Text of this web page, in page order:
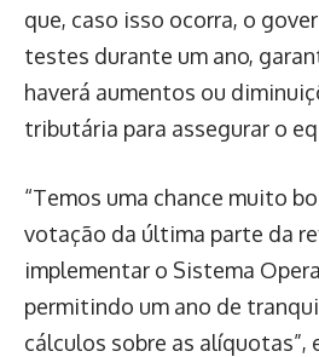
que, caso isso ocorra, o
testes durante um ano,
haverá aumentos ou
tributária para assegurar o
“Temos uma chance muito
votação da última parte da
implementar o Sistema
permitindo um ano de
cálculos sobre as alíquotas”,